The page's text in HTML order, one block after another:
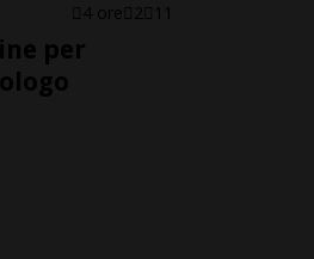
4 ore 2 11
per